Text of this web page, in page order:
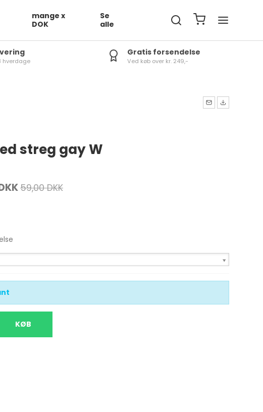
mange x
DOK
Se
alle
hverdage
Gratis forsendelse
Ved køb over kr. 249,-
streg gay W
59,00 DKK
KØB